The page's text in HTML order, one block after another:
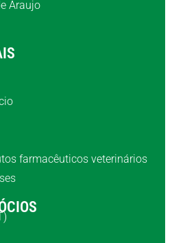
Araujo
farmacêuticos veterinários